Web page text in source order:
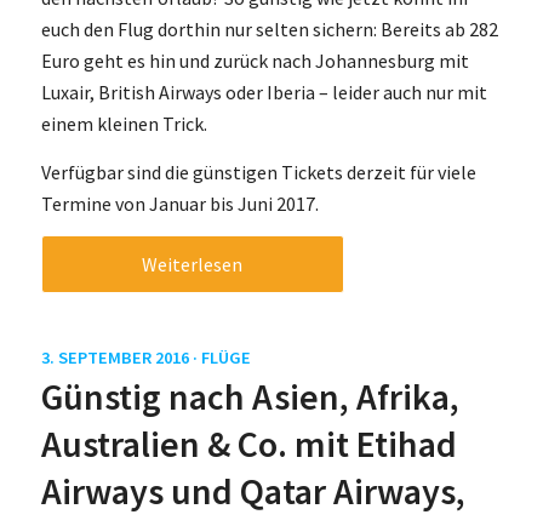
euch den Flug dorthin nur selten sichern: Bereits ab 282
Euro geht es hin und zurück nach Johannesburg mit
Luxair, British Airways oder Iberia – leider auch nur mit
einem kleinen Trick.
Verfügbar sind die günstigen Tickets derzeit für viele
Termine von Januar bis Juni 2017.
Weiterlesen
3. SEPTEMBER 2016 · FLÜGE
Günstig nach Asien, Afrika,
Australien & Co. mit Etihad
Airways und Qatar Airways,